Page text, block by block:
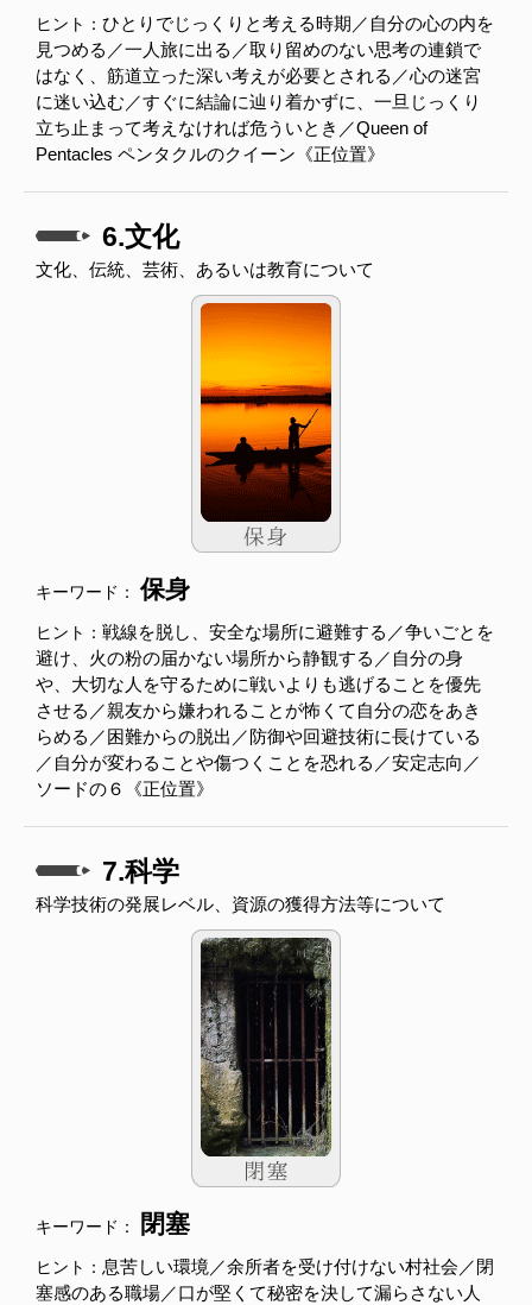
ヒント： ひとりでじっくりと考える時期／自分の心の内を
見つめる／一人旅に出る／取り留めのない思考の連鎖で
はなく、筋道立った深い考えが必要とされる／心の迷宮
に迷い込む／すぐに結論に辿り着かずに、一旦じっくり
立ち止まって考えなければ危ういとき／Queen of
Pentacles ペンタクルのクイーン《正位置》
6.文化
文化、伝統、芸術、あるいは教育について
キーワード：保身
ヒント： 戦線を脱し、安全な場所に避難する／争いごとを
避け、火の粉の届かない場所から静観する／自分の身
や、大切な人を守るために戦いよりも逃げることを優先
させる／親友から嫌われることが怖くて自分の恋をあき
らめる／困難からの脱出／防御や回避技術に長けている
／自分が変わることや傷つくことを恐れる／安定志向／
ソードの６《正位置》
7.科学
科学技術の発展レベル、資源の獲得方法等について
キーワード： 閉塞
ヒント： 息苦しい環境／余所者を受け付けない村社会／閉
塞感のある職場／口が堅くて秘密を決して漏らさない人